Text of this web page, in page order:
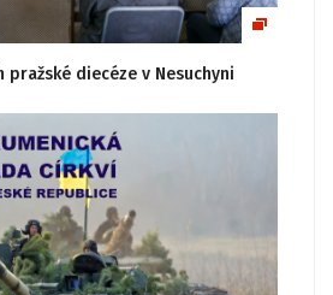
pražské diecéze v Nesuchyni